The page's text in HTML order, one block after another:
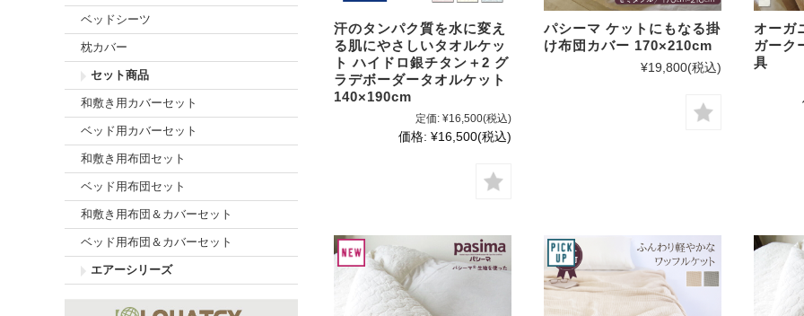
汗のタンパク質を水に変え
る肌にやさしいタオルケッ
ト ハイドロ銀チタン＋2 グ
ラデボーダータオルケット
140×190cm
定価: ¥16,500(税込)
価格: ¥16,500(税込)
パシーマ ケットにもなる掛
け布団カバー 170×210cm
¥19,800(税込)
オーガ
ガーク
具
ベッドシーツ
枕カバー
セット商品
和敷き用カバーセット
ベッド用カバーセット
和敷き用布団セット
ベッド用布団セット
和敷き用布団＆カバーセット
ベッド用布団＆カバーセット
エアーシリーズ